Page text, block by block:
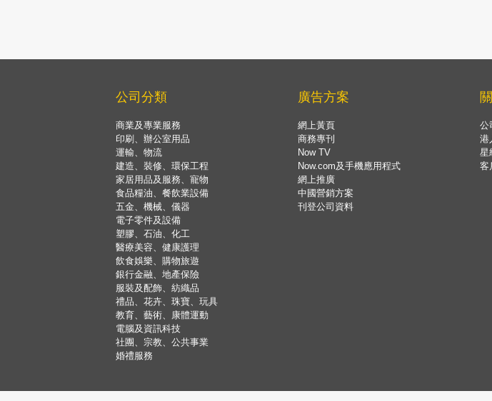
公司分類
商業及專業服務
印刷、辦公室用品
運輸、物流
建造、裝修、環保工程
家居用品及服務、寵物
食品糧油、餐飲業設備
五金、機械、儀器
電子零件及設備
塑膠、石油、化工
醫療美容、健康護理
飲食娛樂、購物旅遊
銀行金融、地產保險
服裝及配飾、紡織品
禮品、花卉、珠寶、玩具
教育、藝術、康體運動
電腦及資訊科技
社團、宗教、公共事業
婚禮服務
廣告方案
網上黃頁
商務專刊
Now TV
Now.com及手機應用程式
網上推廣
中國營銷方案
刊登公司資料
公
港
星
客